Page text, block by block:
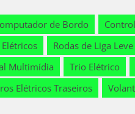
de Bordo
Rodas de Liga Leve
Multimídia Trio Elétrico
Elétricos Traseiros